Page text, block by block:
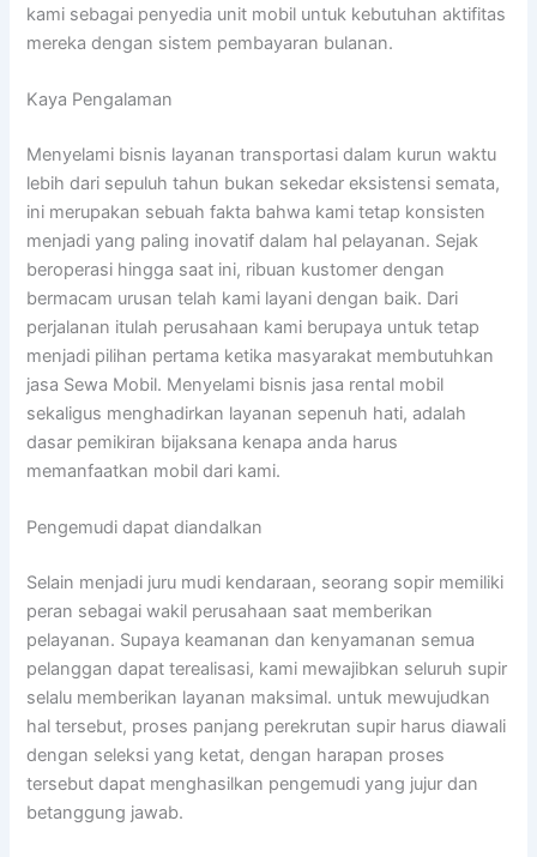
kami sebagai penyedia unit mobil untuk kebutuhan aktifitas
mereka dengan sistem pembayaran bulanan.
Kaya Pengalaman
Menyelami bisnis layanan transportasi dalam kurun waktu
lebih dari sepuluh tahun bukan sekedar eksistensi semata,
ini merupakan sebuah fakta bahwa kami tetap konsisten
menjadi yang paling inovatif dalam hal pelayanan. Sejak
beroperasi hingga saat ini, ribuan kustomer dengan
bermacam urusan telah kami layani dengan baik. Dari
perjalanan itulah perusahaan kami berupaya untuk tetap
menjadi pilihan pertama ketika masyarakat membutuhkan
jasa Sewa Mobil. Menyelami bisnis jasa rental mobil
sekaligus menghadirkan layanan sepenuh hati, adalah
dasar pemikiran bijaksana kenapa anda harus
memanfaatkan mobil dari kami.
Pengemudi dapat diandalkan
Selain menjadi juru mudi kendaraan, seorang sopir memiliki
peran sebagai wakil perusahaan saat memberikan
pelayanan. Supaya keamanan dan kenyamanan semua
pelanggan dapat terealisasi, kami mewajibkan seluruh supir
selalu memberikan layanan maksimal. untuk mewujudkan
hal tersebut, proses panjang perekrutan supir harus diawali
dengan seleksi yang ketat, dengan harapan proses
tersebut dapat menghasilkan pengemudi yang jujur dan
betanggung jawab.